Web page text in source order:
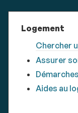
Logement
Chercher
Assurer
Aides au